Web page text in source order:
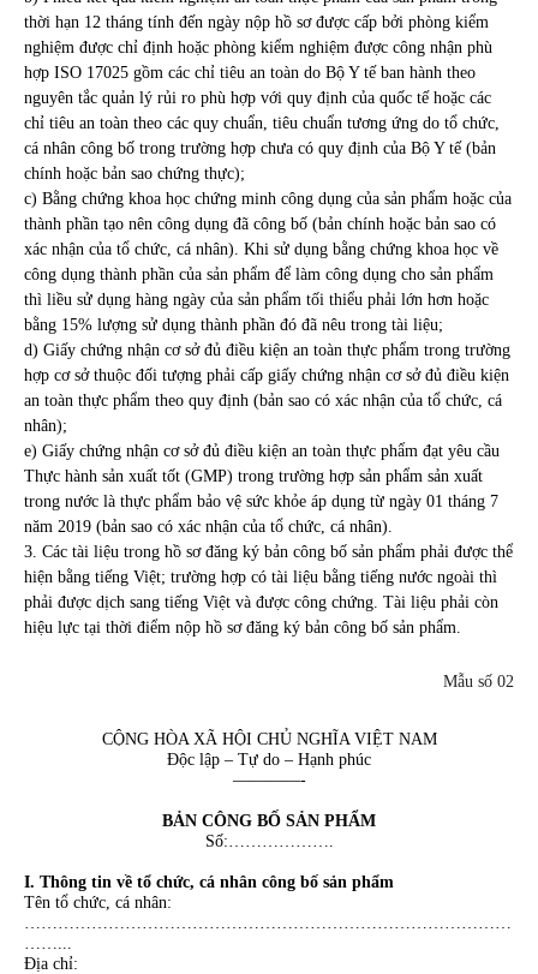
thời hạn 12 tháng tính đến ngày nộp hồ sơ được cấp bởi phòng kiểm
nghiệm được chỉ định hoặc phòng kiểm nghiệm được công nhận phù
hợp ISO 17025 gồm các chỉ tiêu an toàn do Bộ Y tế ban hành theo
nguyên tắc quản lý rủi ro phù hợp với quy định của quốc tế hoặc các
chỉ tiêu an toàn theo các quy chuẩn, tiêu chuẩn tương ứng do tổ chức,
cá nhân công bố trong trường hợp chưa có quy định của Bộ Y tế (bản
chính hoặc bản sao chứng thực);
c) Bằng chứng khoa học chứng minh công dụng của sản phẩm hoặc của
thành phần tạo nên công dụng đã công bố (bản chính hoặc bản sao có
xác nhận của tổ chức, cá nhân). Khi sử dụng bằng chứng khoa học về
công dụng thành phần của sản phẩm để làm công dụng cho sản phẩm
thì liều sử dụng hàng ngày của sản phẩm tối thiểu phải lớn hơn hoặc
bằng 15% lượng sử dụng thành phần đó đã nêu trong tài liệu;
d) Giấy chứng nhận cơ sở đủ điều kiện an toàn thực phẩm trong trường
hợp cơ sở thuộc đối tượng phải cấp giấy chứng nhận cơ sở đủ điều kiện
an toàn thực phẩm theo quy định (bản sao có xác nhận của tổ chức, cá
nhân);
e) Giấy chứng nhận cơ sở đủ điều kiện an toàn thực phẩm đạt yêu cầu
Thực hành sản xuất tốt (GMP) trong trường hợp sản phẩm sản xuất
trong nước là thực phẩm bảo vệ sức khỏe áp dụng từ ngày 01 tháng 7
năm 2019 (bản sao có xác nhận của tổ chức, cá nhân).
3. Các tài liệu trong hồ sơ đăng ký bản công bố sản phẩm phải được thể
hiện bằng tiếng Việt; trường hợp có tài liệu bằng tiếng nước ngoài thì
phải được dịch sang tiếng Việt và được công chứng. Tài liệu phải còn
hiệu lực tại thời điểm nộp hồ sơ đăng ký bản công bố sản phẩm.
Mẫu số 02
CỘNG HÒA XÃ HỘI CHỦ NGHĨA VIỆT NAM
Độc lập – Tự do – Hạnh phúc
————-
BẢN CÔNG BỐ SẢN PHẨM
Số:……………….
I. Thông tin về tổ chức, cá nhân công bố sản phẩm
Tên tổ chức, cá nhân:
……………………………………………………………………………
……...
Địa chỉ: